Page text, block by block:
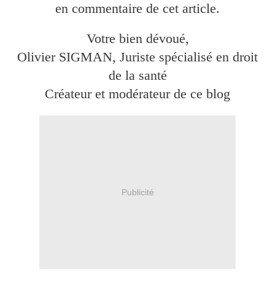
en commentaire de cet article.
Votre bien dévoué,
Olivier SIGMAN, Juriste spécialisé en droit
de la santé
Créateur et modérateur de ce blog
Publicité